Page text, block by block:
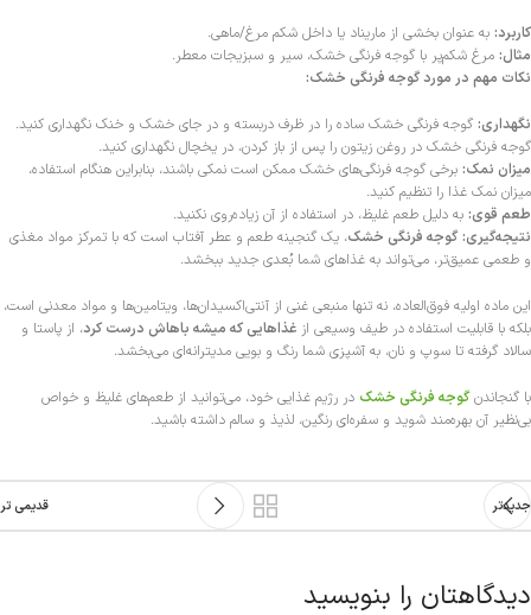
کاربرد: به عنوان بخشی از ماریناد یا داخل شکم مرغ/ماهی.
مثال: مرغ شکم‌پر با گوجه فرنگی خشک، سیر و سبزیجات معطر.
نکات مهم در مورد گوجه فرنگی خشک:
نگهداری: گوجه فرنگی خشک ساده را در ظرف دربسته و در جای خشک و خنک نگهداری کنید.
گوجه فرنگی خشک در روغن زیتون را پس از باز کردن، در یخچال نگهداری کنید.
میزان نمک: برخی گوجه فرنگی‌های خشک ممکن است نمکی باشند، بنابراین هنگام استفاده،
میزان نمک غذا را تنظیم کنید.
طعم قوی: به دلیل طعم غلیظ، در استفاده از آن زیاده‌روی نکنید.
نتیجه‌گیری: گوجه فرنگی خشک، یک گنجینه طعم و عطر آفتاب است که با تمرکز مواد مغذی
و طعمی عمیق‌تر، می‌تواند به غذاهای شما بُعدی جدید ببخشد.
این ماده اولیه فوق‌العاده، نه تنها منبعی غنی از آنتی‌اکسیدان‌ها، ویتامین‌ها و مواد معدنی است،
بلکه با قابلیت استفاده در طیف وسیعی از غذاهایی که میشه باهاش درست کرد، از پاستا و
سالاد گرفته تا سوپ و نان، به آشپزی شما رنگ و بویی مدیترانه‌ای می‌بخشد.
با گنجاندنگوجه فرنگی خشک در رژیم غذایی خود، می‌توانید از طعم‌های غلیظ و خواص
بی‌نظیر آن بهره‌مند شوید و سفره‌ای رنگین، لذیذ و سالم داشته باشید.
جدیدتر قدیمی تر
دیدگاهتان را بنویسید